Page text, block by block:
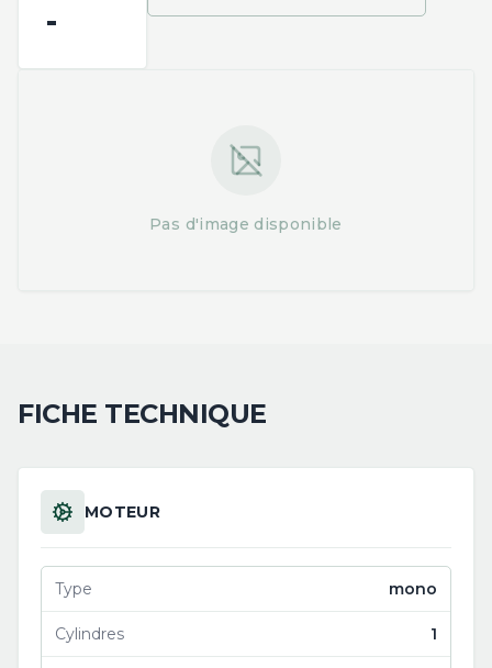
-
Pas d'image disponible
FICHE TECHNIQUE
MOTEUR
Type mono
Cylindres 1